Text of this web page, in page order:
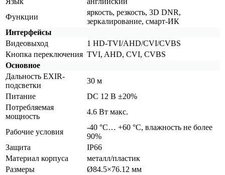
Функции
яркость, резкость, 3D DNR,
зеркалирование, смарт-ИК
Интерфейсы
Видеовыход
1 HD-TVI/AHD/CVI/CVBS
Кнопка переключения TVI, AHD, CVI, CVBS
Основное
Дальность EXIR-
подсветки
30 м
Питание
DC 12 В ±20%
Потребляемая
мощность
4.6 Вт макс.
Рабочие условия
-40 °С… +60 °С, влажность не более
90%
Защита
IP66
Материал корпуса
металл/пластик
Размеры
Ø84.5×76.12 мм